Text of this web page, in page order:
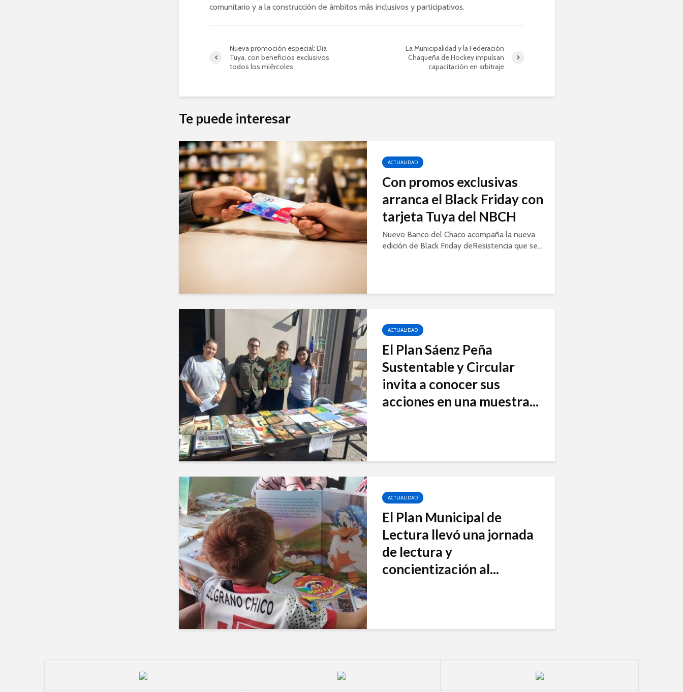
comunitario y a la construcción de ámbitos más inclusivos y participativos.
Nueva promoción especial: Día
Tuya, con beneficios exclusivos
todos los miércoles
La Municipalidad y la Federación
Chaqueña de Hockey impulsan
capacitación en arbitraje
Te puede interesar
ACTUALIDAD
Con promos exclusivas
arranca el Black Friday con
tarjeta Tuya del NBCH
Nuevo Banco del Chaco acompaña la nueva
edición de Black Friday deResistencia que se...
ACTUALIDAD
El Plan Sáenz Peña
Sustentable y Circular
invita a conocer sus
acciones en una muestra...
ACTUALIDAD
El Plan Municipal de
Lectura llevó una jornada
de lectura y
concientización al...